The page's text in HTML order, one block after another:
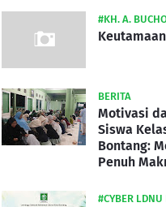
#KH. A.
BERITA
Motivasi
Siswa
Bontang:
Penuh
#CYBER LDNU